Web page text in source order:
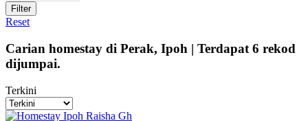
Filter
Reset
Carian homestay di Perak, Ipoh | Terdapat 6 rekod
dijumpai.
Terkini